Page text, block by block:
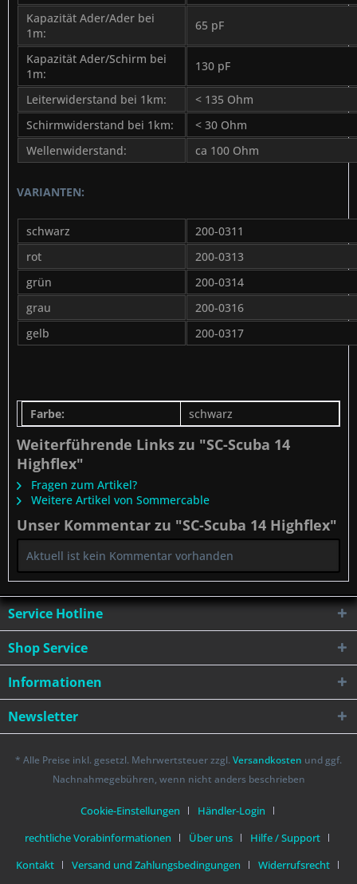
Kapazität Ader/Ader bei
1m:
65 pF
Kapazität Ader/Schirm bei
1m:
130 pF
Leiterwiderstand bei 1km:
< 135 Ohm
Schirmwiderstand bei 1km:
< 30 Ohm
Wellenwiderstand:
ca 100 Ohm
VARIANTEN:
schwarz
200-0311
rot
200-0313
grün
200-0314
grau
200-0316
gelb
200-0317
Farbe: schwarz
Weiterführende Links zu "SC-Scuba 14
Highflex"
Fragen zum Artikel?
Weitere Artikel von Sommercable
Unser Kommentar zu "SC-Scuba 14 Highflex"
Aktuell ist kein Kommentar vorhanden
Service Hotline
Shop Service
Informationen
Newsletter
* Alle Preise inkl. gesetzl. Mehrwertsteuer zzgl. Versandkosten und ggf.
Nachnahmegebühren, wenn nicht anders beschrieben
Cookie-Einstellungen
Händler-Login
rechtliche Vorabinformationen
Über uns
Hilfe / Support
Kontakt
Versand und Zahlungsbedingungen
Widerrufsrecht